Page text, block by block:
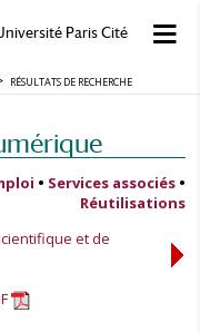
Paris Cité
RÉSULTATS DE RECHERCHE
• Services associés •
Réutilisations
et de